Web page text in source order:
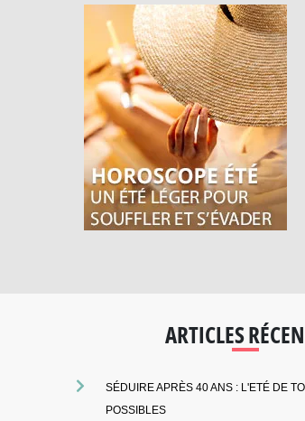
ARTICLES
SÉDUIRE APRÈS 40 ANS : L'ETÉ DE
POSSIBLES